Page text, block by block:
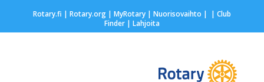
Rotary.fi | Rotary.org| MyRotary | Nuorisovaihto | | Club
Finder| Lahjoita